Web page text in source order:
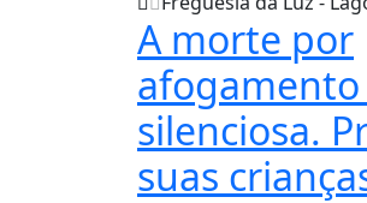
A morte por
silenciosa.
suas